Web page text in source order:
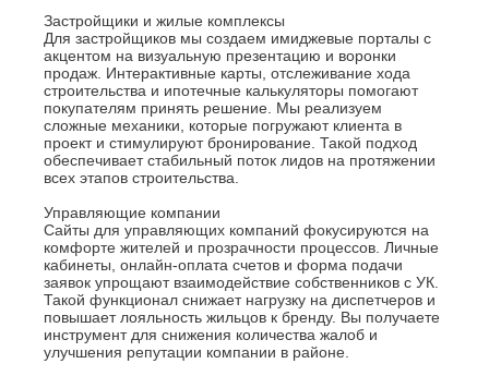
Застройщики и жилые комплексы
Для застройщиков мы создаем имиджевые порталы с
акцентом на визуальную презентацию и воронки
продаж. Интерактивные карты, отслеживание хода
строительства и ипотечные калькуляторы помогают
покупателям принять решение. Мы реализуем
сложные механики, которые погружают клиента в
проект и стимулируют бронирование. Такой подход
обеспечивает стабильный поток лидов на протяжении
всех этапов строительства.
Управляющие компании
Сайты для управляющих компаний фокусируются на
комфорте жителей и прозрачности процессов. Личные
кабинеты, онлайн-оплата счетов и форма подачи
заявок упрощают взаимодействие собственников с УК.
Такой функционал снижает нагрузку на диспетчеров и
повышает лояльность жильцов к бренду. Вы получаете
инструмент для снижения количества жалоб и
улучшения репутации компании в районе.